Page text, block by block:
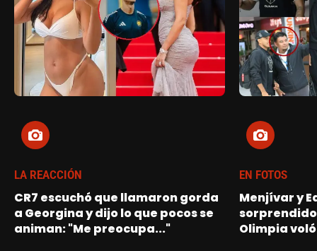
LA REACCIÓN
CR7 escuchó que llamaron gorda
a Georgina y dijo lo que pocos se
animan: "Me preocupa..."
EN FOTOS
Menjívar y
Olimpia